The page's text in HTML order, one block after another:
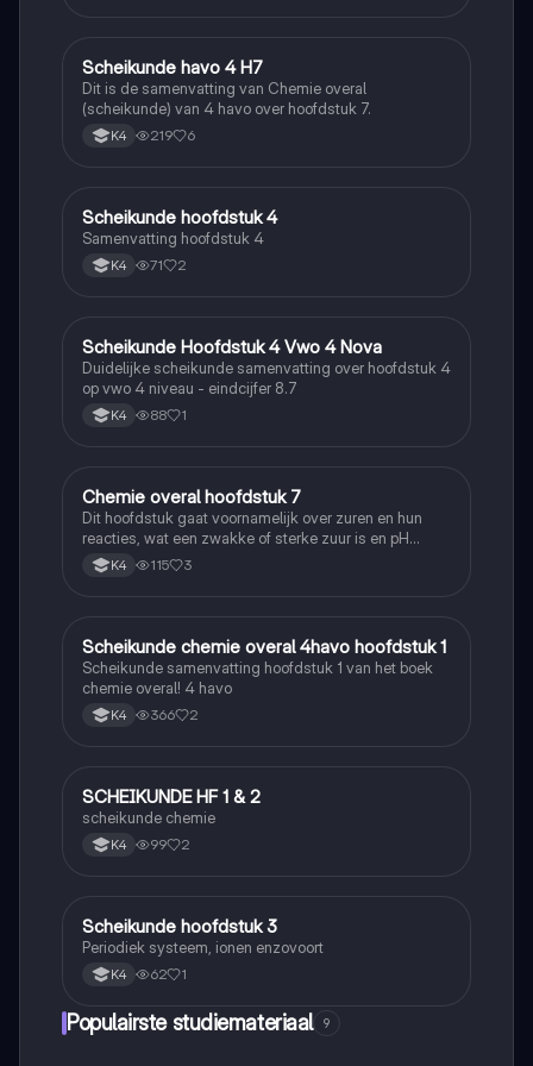
Scheikunde
Scheikunde havo 4 H7
Dit is de samenvatting van Chemie overal
(scheikunde) van 4 havo over hoofdstuk 7.
K4 219 6
Scheikunde
Scheikunde hoofdstuk 4
Samenvatting hoofdstuk 4
K4 71 2
Scheikunde
Scheikunde Hoofdstuk 4 Vwo 4 Nova
Duidelijke scheikunde samenvatting over hoofdstuk 4
op vwo 4 niveau - eindcijfer 8.7
K4 88 1
Scheikunde
Chemie overal hoofdstuk 7
Dit hoofdstuk gaat voornamelijk over zuren en hun
reacties, wat een zwakke of sterke zuur is en pH
berekenen
K4 115 3
Scheikunde
Scheikunde chemie overal 4havo hoofdstuk 1
Scheikunde samenvatting hoofdstuk 1 van het boek
chemie overal! 4 havo
K4 366 2
Scheikunde
SCHEIKUNDE HF 1 & 2
scheikunde chemie
K4 99 2
Scheikunde
Scheikunde hoofdstuk 3
Periodiek systeem, ionen enzovoort
K4 62 1
Populairste studiemateriaal 9